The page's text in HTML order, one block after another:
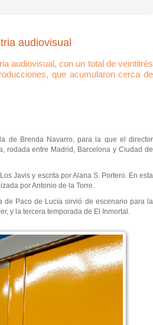
audiovisual
audiovisual, con un total de veintitrés
que acumularon cerca de
de Brenda Navarro, para la que el director
rodada entre Madrid, Barcelona y Ciudad de
Javis y escrita por Alana S. Portero. En esta
por Antonio de la Torre.
de Paco de Lucía sirvió de escenario para la
y la tercera temporada de El Inmortal.